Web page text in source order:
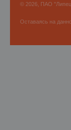
© 2026, ПАО
Оставаясь на